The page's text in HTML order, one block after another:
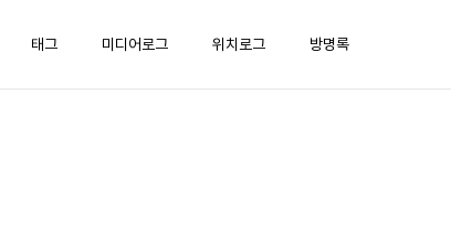
태그 미디어로그 위치로그 방명록